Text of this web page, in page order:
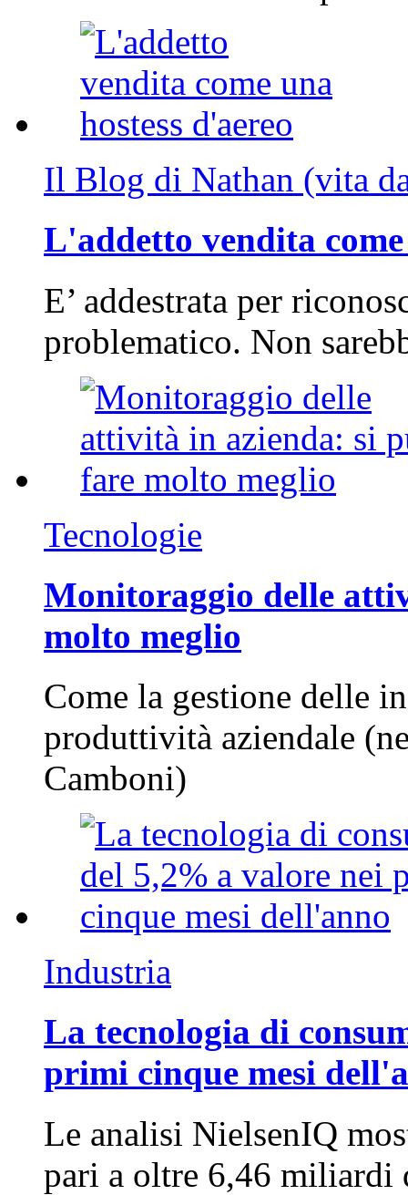
Il Blog di Nathan (vita
L'addetto vendita
E’ addestrata per
problematico. Non
Tecnologie
Monitoraggio delle
molto meglio
Come la gestione delle
produttività aziendale
Camboni)
Industria
La tecnologia di
primi cinque mesi
Le analisi NielsenIQ
pari a oltre 6,46